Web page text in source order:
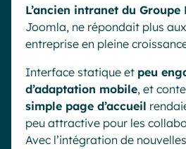
L’ancien intranet du Groupe
Joomla, ne répondait plus
entreprise en pleine
Interface statique et peu
d’adaptation mobile, et
simple page d’accueil
peu attractive pour les
Avec l’intégration de